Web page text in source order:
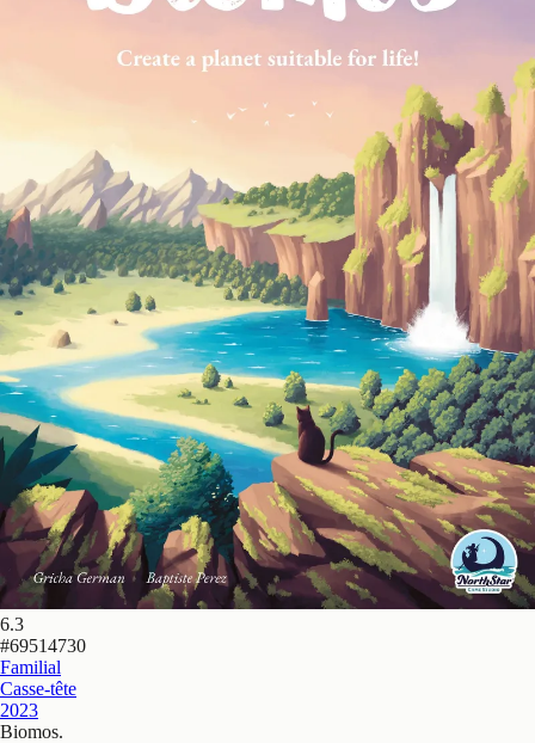
6.3
#69514730
Familial
Casse-tête
2023
Biomos.